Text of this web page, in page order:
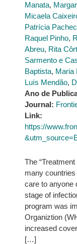
Manata,
Micaela
Patrícia
Raquel Pinho,
Abreu, Rita
Sarmento e
Baptista, Maria
Luís Mendão,
Ano de
Journal:
Link:
https://
The
many
care to anyone
stage of
program was
Organiztion
increased
[…]